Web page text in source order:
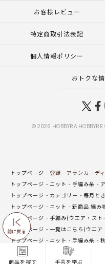
商品を探す 手芸を学ぶ
前に戻る
お客様レビュー
特定商取引法表記
個人情報ポリシー
おトクな
© 2026 HOBBYRA
トップページ 登録
アランカーデ
トップページ
ニット 手編み糸
トップページ
カテゴリー 毎月と
トップページ
ニット 新商品 編み
トップページ
手編み(ウエア・スト
トップページ
一覧はこちら(ウエア
トップページ
ニット 手編み糸
トップページ
マンスリープ